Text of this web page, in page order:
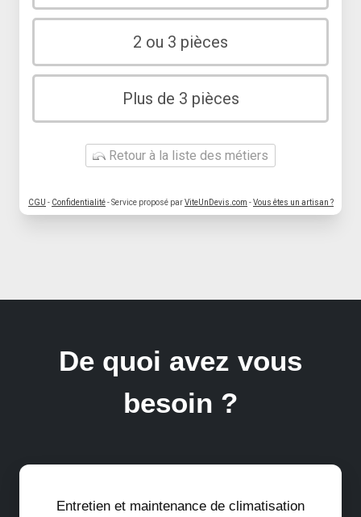
2 ou 3 pièces
Plus de 3 pièces
Retour à la liste des métiers
CGU - Confidentialité- Service proposé parViteUnDevis.com -Vous êtes un artisan ?
De quoi avez vous
besoin ?
Entretien et maintenance de climatisation